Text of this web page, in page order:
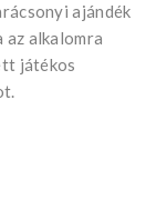
ajándék
az alkalomra
játékos